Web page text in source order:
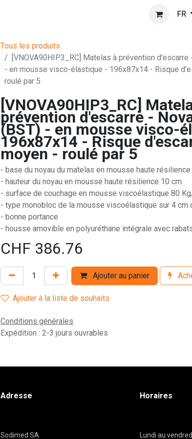
FR
Tous les produits
[VNOVA90HIP3_RC] Matelas à prévention d'escarre
- en mousse visco-élastique - 196x87x14 - Risque
roulé par 5
[VNOVA90HIP3_RC]
prévention d'escarre -
(BST) - en mousse visco-
196x87x14 - Risque
moyen - roulé par 5
- base du noyau du matelas en mousse haute
- hauteur du noyau en mousse haute résilience 10 cm
- surface de couchage en mousse viscoélastique 80
- type monobloc de la mousse viscoélastique sur 4 cm
- bonne portance
- housse amovible en polyuréthane intégrale avec
CHF 386.76
Ajouter au panier
Ajouter à la liste de souhaits
Conditions générales
Expédition : 2-3 jours ouvrables
Adresse
Sodimed SA
Horaires
Lundi au